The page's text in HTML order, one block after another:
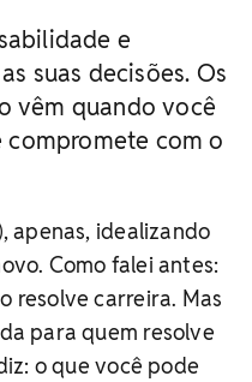
e
suas decisões. Os
vêm quando você
compromete com o
apenas, idealizando
Como falei antes:
resolve carreira. Mas
para quem resolve
o que você pode